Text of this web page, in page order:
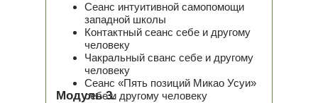
Сеанс интуитивной самопомощи
западной школы
Контактный сеанс себе и другому
человеку
Чакральный сванс себе и другому
человеку
Сеанс «Пять позиций Микао Усуи»
себе и другому человеку
Модуль 3.